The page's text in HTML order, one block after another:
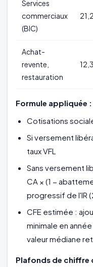
Services
commerciaux
(BIC)
Achat-
revente,
restauration
Formule appliquée :
Cotisations
Si versement
taux VFL
Sans versement
CA × (1 −
progressif de l'IR
CFE estimée :
minimale en
valeur médiane
Plafonds de chiffre